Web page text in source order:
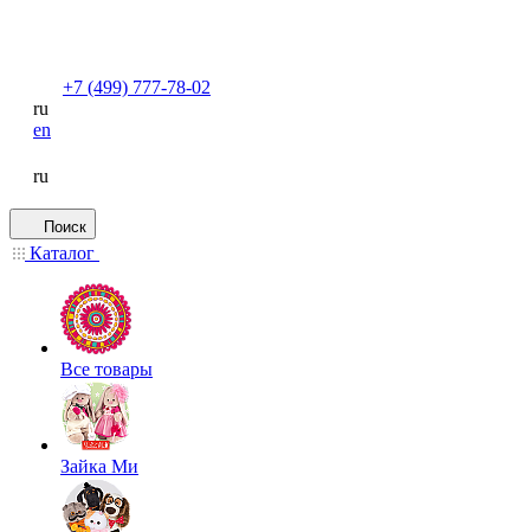
+7 (499) 777-78-02
ru
en
ru
Поиск
Каталог
Все товары
Зайка Ми